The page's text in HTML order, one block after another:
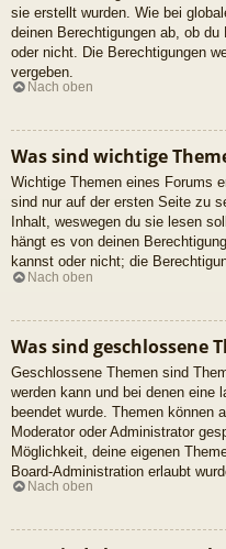
sie erstellt wurden. Wie bei
deinen Berechtigungen ab, ob
oder nicht. Die Berechtigungen
vergeben.
Nach oben
Was sind wichtige
Wichtige Themen eines Forums
sind nur auf der ersten Seite zu
Inhalt, weswegen du sie lesen
hängt es von deinen
kannst oder nicht; die
Nach oben
Was sind geschlossene
Geschlossene Themen sind
werden kann und bei denen eine
beendet wurde. Themen können
Moderator oder Administrator
Möglichkeit, deine eigenen
Board-Administration erlaubt
Nach oben